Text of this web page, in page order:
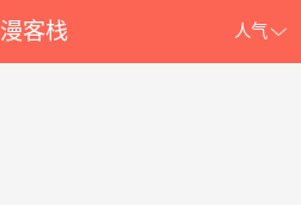
漫客栈 人气